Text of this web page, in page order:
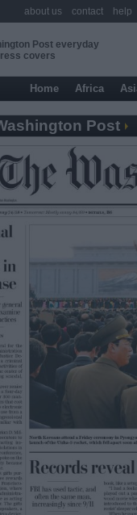
Post everyday
covers
Home Africa
Post
about us contact help